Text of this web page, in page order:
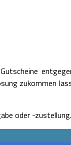
zukommen
oder -zustellung.